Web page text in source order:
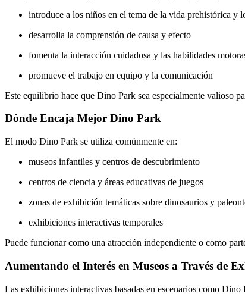
introduce a los niños en el tema de la vida prehistórica y
desarrolla la comprensión de causa y efecto
fomenta la interacción cuidadosa y las habilidades
promueve el trabajo en equipo y la comunicación
Este equilibrio hace que Dino Park sea especialmente valioso
Dónde Encaja Mejor Dino Park
El modo Dino Park se utiliza comúnmente en:
museos infantiles y centros de descubrimiento
centros de ciencia y áreas educativas de juegos
zonas de exhibición temáticas sobre dinosaurios y
exhibiciones interactivas temporales
Puede funcionar como una atracción independiente o como
Aumentando el Interés en Museos a Través de
Las exhibiciones interactivas basadas en escenarios como Dino